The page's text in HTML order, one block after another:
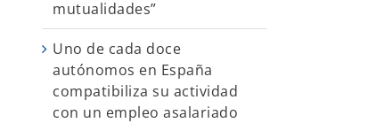
mutualidades”
Uno de cada doce
autónomos en España
compatibiliza su actividad
con un empleo asalariado